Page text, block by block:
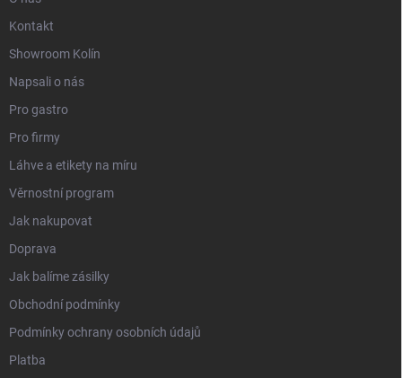
Kontakt
Showroom Kolín
Napsali o nás
Pro gastro
Pro firmy
Láhve a etikety na míru
Věrnostní program
Jak nakupovat
Doprava
Jak balíme zásilky
Obchodní podmínky
Podmínky ochrany osobních údajů
Platba